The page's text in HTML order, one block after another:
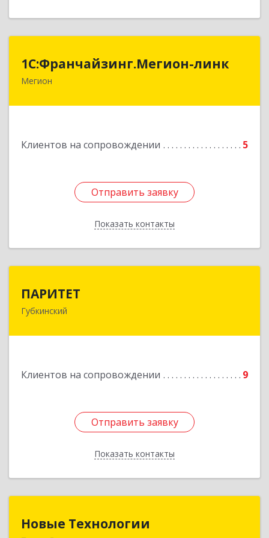
1С:Франчайзинг.Мегион-линк
Мегион
Клиентов на сопровождении 5
Отправить заявку
Показать контакты
1С:Франчайзинг.Мегион-линк
Отправить заявку
Назад
ПАРИТЕТ
Губкинский
Клиентов на сопровождении 9
Отправить заявку
Показать контакты
629830, Ямало-Ненецкий АО, Губкинский г, 9-й
Отправить заявку
Назад
Новые Технологии